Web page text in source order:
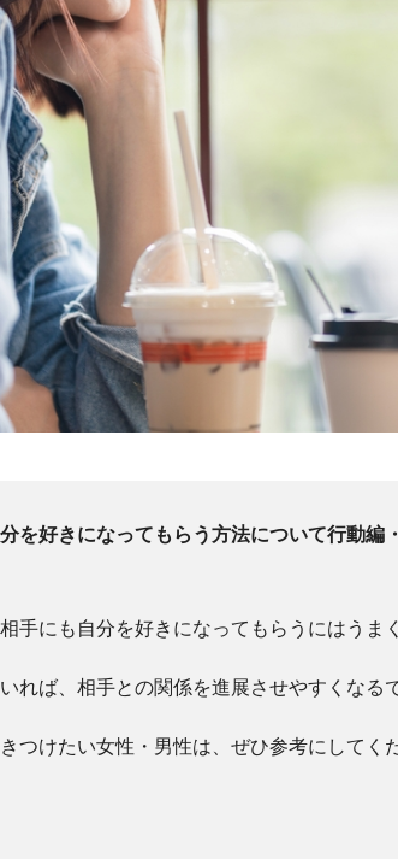
を好きになってもらう方法について行動編
手にも自分を好きになってもらうにはうま
れば、相手との関係を進展させやすくなる
つけたい女性・男性は、ぜひ参考にしてく